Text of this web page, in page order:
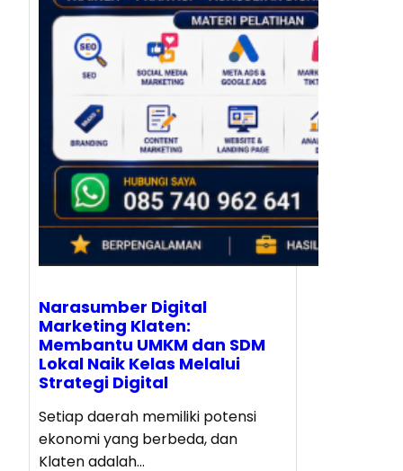
Narasumber Digital
Marketing Klaten:
Membantu UMKM dan SDM
Lokal Naik Kelas Melalui
Strategi Digital
Setiap daerah memiliki potensi
ekonomi yang berbeda, dan
Klaten adalah…